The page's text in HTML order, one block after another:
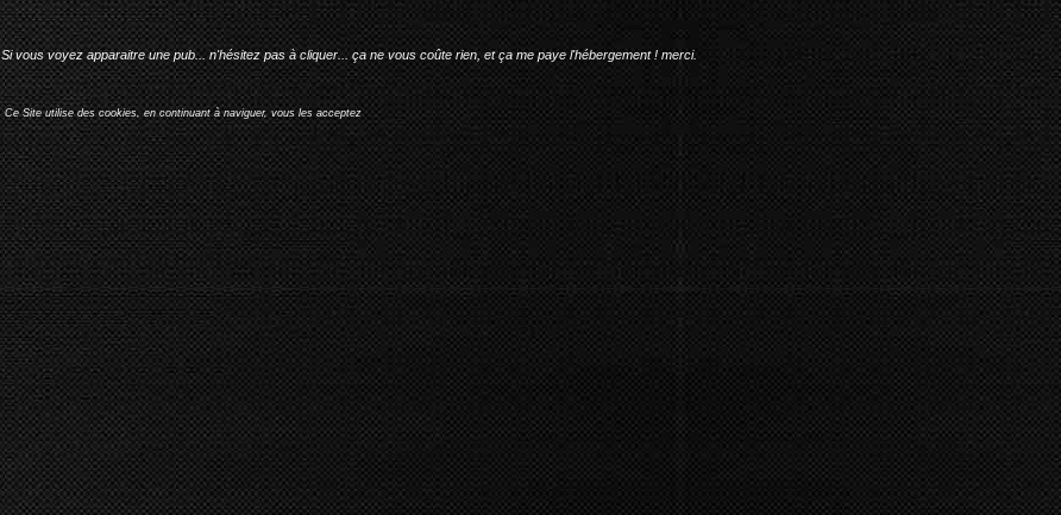
Si vous voyez apparaitre une pub... n'hésitez pas à cliquer... ça ne vous coûte rien, et ça me paye l'hébergement ! merci.
Ce Site utilise des cookies, en continuant à naviguer, vous les acceptez